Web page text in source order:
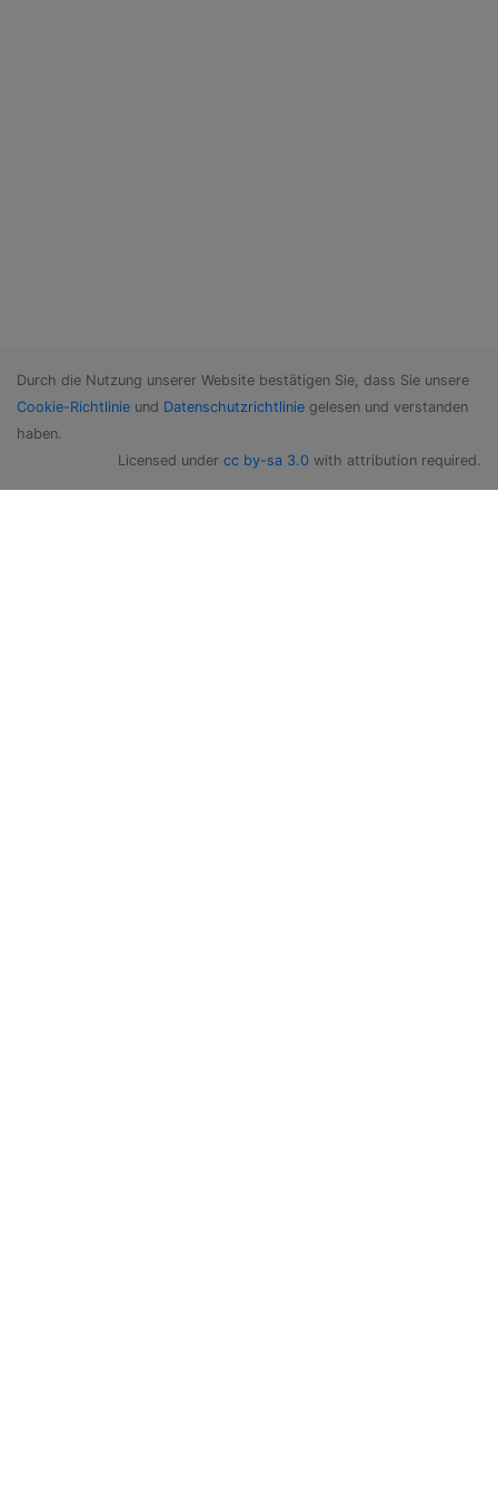
Durch die Nutzung unserer Website bestätigen Sie, dass Sie unsere
Cookie-Richtlinie und Datenschutzrichtlinie gelesen und verstanden
haben.
Licensed under cc by-sa 3.0 with attribution required.